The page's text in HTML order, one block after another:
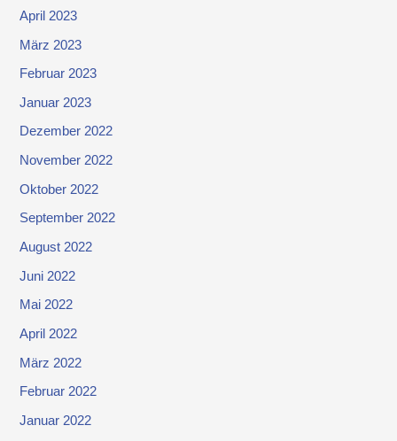
April 2023
März 2023
Februar 2023
Januar 2023
Dezember 2022
November 2022
Oktober 2022
September 2022
August 2022
Juni 2022
Mai 2022
April 2022
März 2022
Februar 2022
Januar 2022